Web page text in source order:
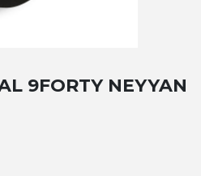
9FORTY NEYYAN